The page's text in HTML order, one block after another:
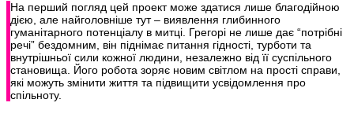
На перший погляд цей проект може здатися лише благодійною
дією, але найголовніше тут – виявлення глибинного
гуманітарного потенціалу в митці. Грегорі не лише дає “потрібні
речі” бездомним, він піднімає питання гідності, турботи та
внутрішньої сили кожної людини, незалежно від її суспільного
становища. Його робота зоряє новим світлом на прості справи,
які можуть змінити життя та підвищити усвідомлення про
спільноту.